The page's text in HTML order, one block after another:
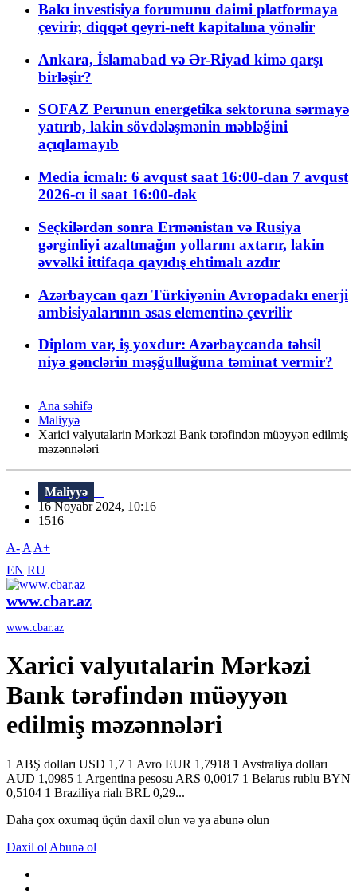
Bakı investisiya forumunu daimi platformaya
çevirir, diqqət qeyri-neft kapitalına yönəlir
Ankara, İslamabad və Ər-Riyad kimə qarşı
birləşir?
SOFAZ Perunun energetika sektoruna sərmayə
yatırıb, lakin sövdələşmənin məbləğini
açıqlamayıb
Media icmalı: 6 avqust saat 16:00-dan 7 avqust
2026-cı il saat 16:00-dək
Seçkilərdən sonra Ermənistan və Rusiya
gərginliyi azaltmağın yollarını axtarır, lakin
əvvəlki ittifaqa qayıdış ehtimalı azdır
Azərbaycan qazı Türkiyənin Avropadakı enerji
ambisiyalarının əsas elementinə çevrilir
Diplom var, iş yoxdur: Azərbaycanda təhsil
niyə gənclərin məşğulluğuna təminat vermir?
Ana səhifə
Maliyyə
Xarici valyutalarin Mərkəzi Bank tərəfindən müəyyən edilmiş
məzənnələri
Maliyyə
16 Noyabr 2024, 10:16
1516
A- A A+
EN RU
www.cbar.az
www.cbar.az
Xarici valyutalarin Mərkəzi
Bank tərəfindən müəyyən
edilmiş məzənnələri
1 ABŞ dolları USD 1,7 1 Avro EUR 1,7918 1 Avstraliya dolları
AUD 1,0985 1 Argentina pesosu ARS 0,0017 1 Belarus rublu BYN
0,5104 1 Braziliya rialı BRL 0,29...
Daha çox oxumaq üçün daxil olun və ya abunə olun
Daxil ol Abunə ol